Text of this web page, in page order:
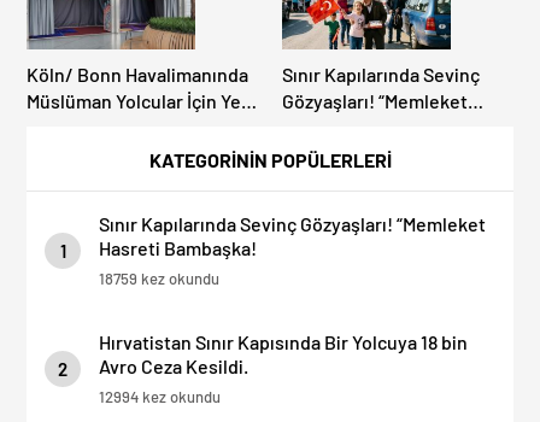
KATEGORİNİN POPÜLERLERİ
1
Sınır Kapılarında Sevinç Gözyaşları! “Memleket
Hasreti Bambaşka!
18759 kez okundu
2
Hırvatistan Sınır Kapısında Bir Yolcuya 18 bin
Avro Ceza Kesildi.
12994 kez okundu
Köln/ Bonn Havalimanında
Müslüman Yolcular İçin Yeni
Sınır Kapılarında Sevinç
Gözyaşları! “Memleket